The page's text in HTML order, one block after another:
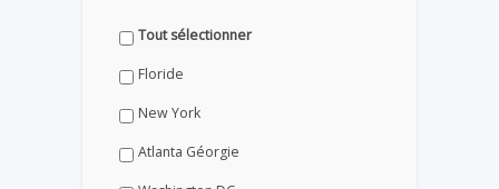
Tout sélectionner
Floride
New York
Atlanta Géorgie